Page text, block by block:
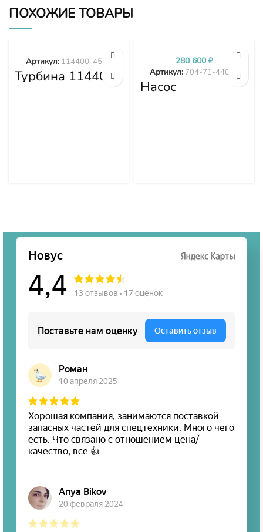
ПОХОЖИЕ ТОВАРЫ
Турбина 114400-
4577
Артикул: 114400-4577
Насос
трансмиссии
Артикул: 704-71-44002
280 600₽